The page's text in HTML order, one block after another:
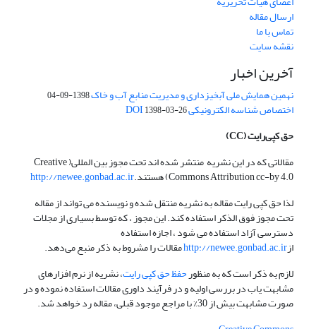
ارسال مقاله
تماس با ما
نقشه سایت
آخرین اخبار
نهمین همایش ملی آبخیزداری و مدیریت منابع آب و خاک1398-09-04
اختصاص شناسه الکترونیکی DOI1398-03-26
حق کپی‌رایت(CC)
مقالاتی که در این نشریه منتشر شده اند تحت مجوز بین المللی( Creative
Commons Attribution cc-by 4.0) هستند.
http://newee.gonbad.ac.ir
لذا حق کپی رایت مقاله به نشریه منتقل شده و نویسنده می تواند از مقاله
تحت مجوز فوق الذکر استفاده کند. این مجوز ، که توسط بسیاری از مجلات
دسترسی آزاد استفاده می شود ، اجازه استفاده
ازhttp://newee.gonbad.ac.irمقالات را مشروط به ذکر منبع می‌دهد.
لازم به ذکر است که به منظورحفظ حق کپی رایت، نشریه از نرم افزارهای
مشابهت یاب در بررسی اولیه و در فرآیند داوری مقالات استفاده نموده و در
صورت مشابهت بیش از 30% با مراجع موجود قبلی، مقاله رد خواهد شد.